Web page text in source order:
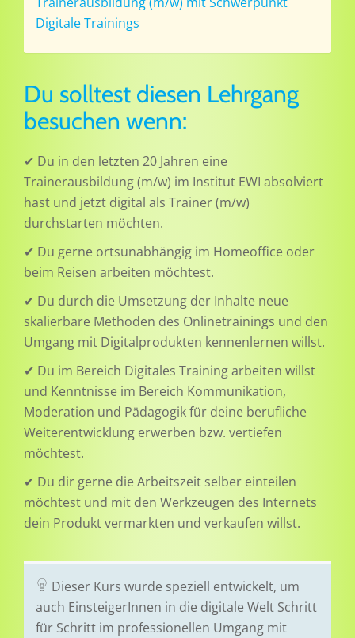
Digitale Trainings
Du solltest diesen Lehrgang
besuchen wenn:
✔ Du in den letzten 20 Jahren eine
Trainerausbildung (m/w) im Institut EWI absolviert
hast und jetzt digital als Trainer (m/w)
durchstarten möchten.
✔ Du gerne ortsunabhängig im Homeoffice oder
beim Reisen arbeiten möchtest.
✔ Du durch die Umsetzung der Inhalte neue
skalierbare Methoden des Onlinetrainings und den
Umgang mit Digitalprodukten kennenlernen willst.
✔ Du im Bereich Digitales Training arbeiten willst
und Kenntnisse im Bereich Kommunikation,
Moderation und Pädagogik für deine berufliche
Weiterentwicklung erwerben bzw. vertiefen
möchtest.
✔ Du dir gerne die Arbeitszeit selber einteilen
möchtest und mit den Werkzeugen des Internets
dein Produkt vermarkten und verkaufen willst.
Dieser Kurs wurde speziell entwickelt, um
auch EinsteigerInnen in die digitale Welt Schritt
für Schritt im professionellen Umgang mit